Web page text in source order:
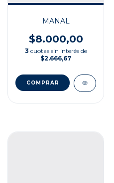
MANAL
$8.000,00
3 cuotas sin interés de
$2.666,67